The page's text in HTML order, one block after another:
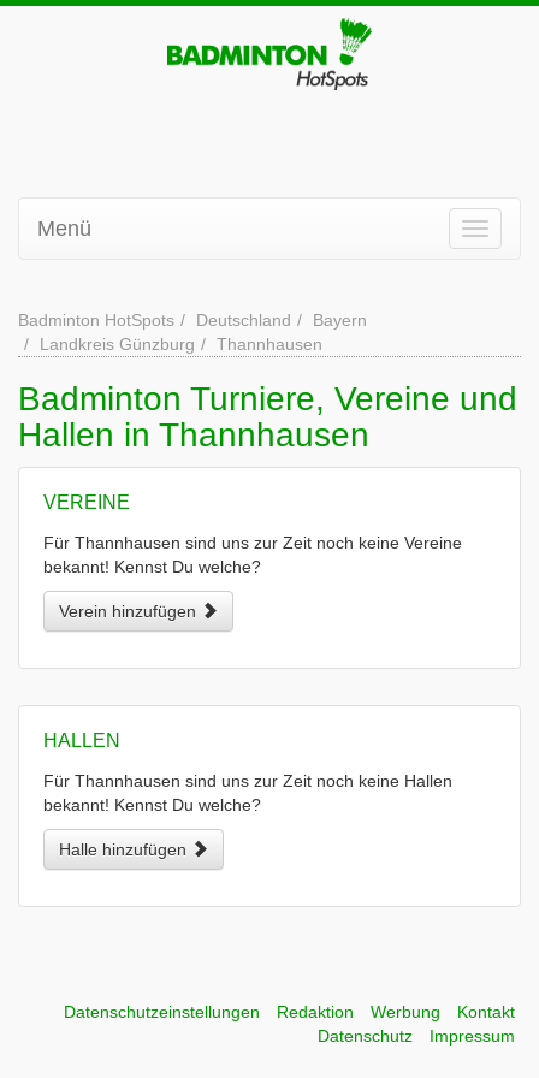
Menü
Badminton HotSpots Deutschland
Bayern
Landkreis Günzburg
Thannhausen
Badminton Turniere, Vereine und
Hallen in Thannhausen
VEREINE
Für Thannhausen sind uns zur Zeit noch keine Vereine
bekannt! Kennst Du welche?
Verein hinzufügen
HALLEN
Für Thannhausen sind uns zur Zeit noch keine Hallen
bekannt! Kennst Du welche?
Halle hinzufügen
Datenschutzeinstellungen Redaktion Werbung
Kontakt
Datenschutz
Impressum